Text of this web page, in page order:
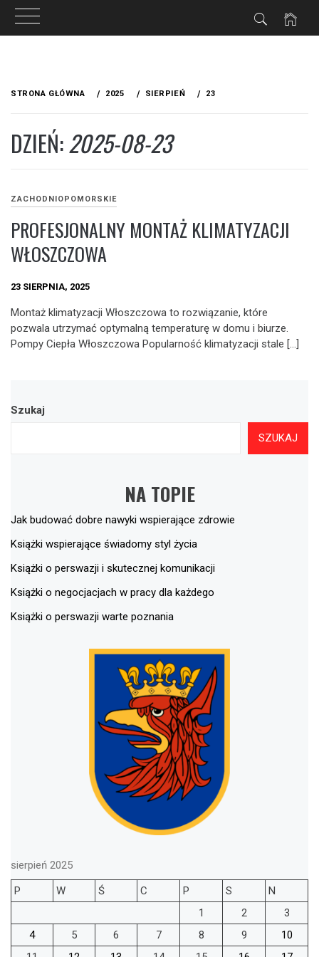
STRONA GŁÓWNA 2025 SIERPIEŃ 23
DZIEŃ:2025-08-23
ZACHODNIOPOMORSKIE
PROFESJONALNY MONTAŻ KLIMATYZACJI
WŁOSZCZOWA
23 SIERPNIA, 2025
Montaż klimatyzacji Włoszczowa to rozwiązanie, które
pozwala utrzymać optymalną temperaturę w domu i biurze.
Pompy Ciepła Włoszczowa Popularność klimatyzacji stale […]
Szukaj
SZUKAJ
NA TOPIE
Jak budować dobre nawyki wspierające zdrowie
Książki wspierające świadomy styl życia
Książki o perswazji i skutecznej komunikacji
Książki o negocjacjach w pracy dla każdego
Książki o perswazji warte poznania
sierpień 2025
P
W Ś C P S
N
1
2
3
4
5 6 7 8 9
10